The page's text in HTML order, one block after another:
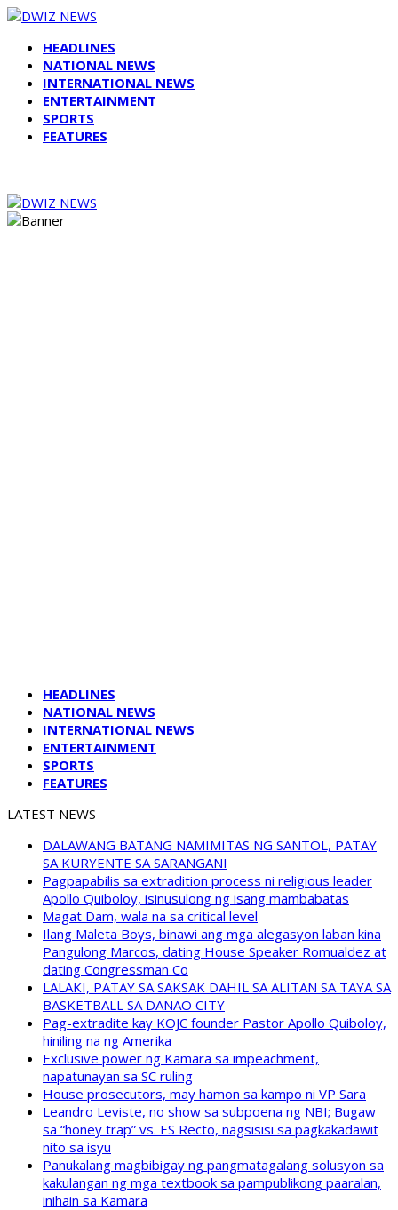
HEADLINES
NATIONAL NEWS
INTERNATIONAL NEWS
ENTERTAINMENT
SPORTS
FEATURES
HEADLINES
NATIONAL NEWS
INTERNATIONAL NEWS
ENTERTAINMENT
SPORTS
FEATURES
LATEST NEWS
DALAWANG BATANG NAMIMITAS NG SANTOL, PATAY
SA KURYENTE SA SARANGANI
Pagpapabilis sa extradition process ni religious leader
Apollo Quiboloy, isinusulong ng isang mambabatas
Magat Dam, wala na sa critical level
Ilang Maleta Boys, binawi ang mga alegasyon laban kina
Pangulong Marcos, dating House Speaker Romualdez at
dating Congressman Co
LALAKI, PATAY SA SAKSAK DAHIL SA ALITAN SA TAYA SA
BASKETBALL SA DANAO CITY
Pag-extradite kay KOJC founder Pastor Apollo Quiboloy,
hiniling na ng Amerika
Exclusive power ng Kamara sa impeachment,
napatunayan sa SC ruling
House prosecutors, may hamon sa kampo ni VP Sara
Leandro Leviste, no show sa subpoena ng NBI; Bugaw
sa “honey trap” vs. ES Recto, nagsisisi sa pagkakadawit
nito sa isyu
Panukalang magbibigay ng pangmatagalang solusyon sa
kakulangan ng mga textbook sa pampublikong paaralan,
inihain sa Kamara